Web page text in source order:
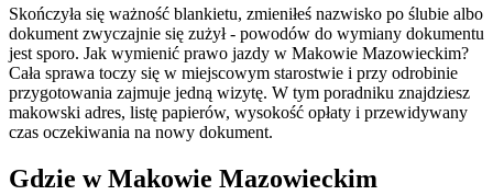
Skończyła się ważność blankietu, zmieniłeś nazwisko po ślubie albo
dokument zwyczajnie się zużył - powodów do wymiany dokumentu
jest sporo. Jak wymienić prawo jazdy w Makowie Mazowieckim?
Cała sprawa toczy się w miejscowym starostwie i przy odrobinie
przygotowania zajmuje jedną wizytę. W tym poradniku znajdziesz
makowski adres, listę papierów, wysokość opłaty i przewidywany
czas oczekiwania na nowy dokument.
Gdzie w Makowie Mazowieckim